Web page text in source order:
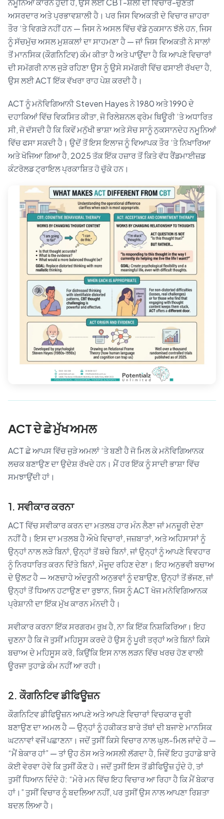
ਨਮੂਨਿਆਂ ਕਾਰਨ ਹੁੰਦੀ ਹੈ, ਉਸ ਲਈ CBT-ਸ਼ੈਲੀ ਦੀ ਵਿਚਾਰ-ਚੁਣੌਤੀ
ਅਸਰਦਾਰ ਅਤੇ ਪ੍ਰਭਾਵਸ਼ਾਲੀ ਹੈ। ਪਰ ਜਿਸ ਵਿਅਕਤੀ ਦੇ ਵਿਚਾਰ ਜ਼ਾਹਰਾ
ਤੌਰ ‘ਤੇ ਵਿਗੜੇ ਨਹੀਂ ਹਨ — ਜਿਸ ਨੇ ਅਸਲ ਵਿੱਚ ਵੱਡੇ ਨੁਕਸਾਨ ਝੱਲੇ ਹਨ, ਜਿਸ
ਨੂੰ ਸੱਚਮੁੱਚ ਅਸਲ ਮੁਸ਼ਕਲਾਂ ਦਾ ਸਾਹਮਣਾ ਹੈ — ਜਾਂ ਜਿਸ ਵਿਅਕਤੀ ਨੇ ਸਾਲਾਂ
ਤੋਂ ਮਾਨਸਿਕ (ਕੌਗਨਿਟਿਵ) ਕੰਮ ਕੀਤਾ ਹੈ ਅਤੇ ਪਾਉਂਦਾ ਹੈ ਕਿ ਆਪਣੇ ਵਿਚਾਰਾਂ
ਦੀ ਸਮੱਗਰੀ ਨਾਲ ਜੁੜੇ ਰਹਿਣਾ ਉਸ ਨੂੰ ਉਸੇ ਸਮੱਗਰੀ ਵਿੱਚ ਫਸਾਈ ਰੱਖਦਾ ਹੈ,
ਉਸ ਲਈ ACT ਇੱਕ ਵੱਖਰਾ ਰਾਹ ਪੇਸ਼ ਕਰਦੀ ਹੈ।
ACT ਨੂੰ ਮਨੋਵਿਗਿਆਨੀ Steven Hayes ਨੇ 1980 ਅਤੇ 1990 ਦੇ
ਦਹਾਕਿਆਂ ਵਿੱਚ ਵਿਕਸਿਤ ਕੀਤਾ, ਜੋ ਰਿਲੇਸ਼ਨਲ ਫ੍ਰੇਮ ਥਿਊਰੀ ‘ਤੇ ਅਧਾਰਿਤ
ਸੀ, ਜੋ ਦੱਸਦੀ ਹੈ ਕਿ ਕਿਵੇਂ ਮਨੁੱਖੀ ਭਾਸ਼ਾ ਅਤੇ ਸੋਚ ਸਾਨੂੰ ਨੁਕਸਾਨਦੇਹ ਨਮੂਨਿਆਂ
ਵਿੱਚ ਫਸਾ ਸਕਦੀ ਹੈ। ਉਦੋਂ ਤੋਂ ਇਸ ਇਲਾਜ ਨੂੰ ਵਿਆਪਕ ਤੌਰ ‘ਤੇ ਨਿਖਾਰਿਆ
ਅਤੇ ਖੋਜਿਆ ਗਿਆ ਹੈ, 2025 ਤੱਕ ਇੱਕ ਹਜ਼ਾਰ ਤੋਂ ਕਿਤੇ ਵੱਧ ਰੈਂਡਮਾਈਜ਼ਡ
ਕੰਟਰੋਲਡ ਟ੍ਰਾਇਲ ਪ੍ਰਕਾਸ਼ਿਤ ਹੋ ਚੁੱਕੇ ਹਨ।
ACT ਦੇ ਛੇ ਮੁੱਖ ਅਮਲ
ACT ਛੇ ਆਪਸ ਵਿੱਚ ਜੁੜੇ ਅਮਲਾਂ ‘ਤੇ ਬਣੀ ਹੈ ਜੋ ਮਿਲ ਕੇ ਮਨੋਵਿਗਿਆਨਕ
ਲਚਕ ਬਣਾਉਣ ਦਾ ਉਦੇਸ਼ ਰੱਖਦੇ ਹਨ। ਮੈਂ ਹਰ ਇੱਕ ਨੂੰ ਸਾਦੀ ਭਾਸ਼ਾ ਵਿੱਚ
ਸਮਝਾਉਂਦੀ ਹਾਂ।
1. ਸਵੀਕਾਰ ਕਰਨਾ
ACT ਵਿੱਚ ਸਵੀਕਾਰ ਕਰਨ ਦਾ ਮਤਲਬ ਹਾਰ ਮੰਨ ਲੈਣਾ ਜਾਂ ਮਨਜ਼ੂਰੀ ਦੇਣਾ
ਨਹੀਂ ਹੈ। ਇਸ ਦਾ ਮਤਲਬ ਹੈ ਔਖੇ ਵਿਚਾਰਾਂ, ਜਜ਼ਬਾਤਾਂ, ਅਤੇ ਅਹਿਸਾਸਾਂ ਨੂੰ
ਉਨ੍ਹਾਂ ਨਾਲ ਲੜੇ ਬਿਨਾਂ, ਉਨ੍ਹਾਂ ਤੋਂ ਬਚੇ ਬਿਨਾਂ, ਜਾਂ ਉਨ੍ਹਾਂ ਨੂੰ ਆਪਣੇ ਵਿਵਹਾਰ
ਨੂੰ ਨਿਰਧਾਰਿਤ ਕਰਨ ਦਿੱਤੇ ਬਿਨਾਂ, ਮੌਜੂਦ ਰਹਿਣ ਦੇਣਾ। ਇਹ ਅਨੁਭਵੀ ਬਚਾਅ
ਦੇ ਉਲਟ ਹੈ — ਅਣਚਾਹੇ ਅੰਦਰੂਨੀ ਅਨੁਭਵਾਂ ਨੂੰ ਦਬਾਉਣ, ਉਨ੍ਹਾਂ ਤੋਂ ਭੱਜਣ, ਜਾਂ
ਉਨ੍ਹਾਂ ਤੋਂ ਧਿਆਨ ਹਟਾਉਣ ਦਾ ਰੁਝਾਨ, ਜਿਸ ਨੂੰ ACT ਖੋਜ ਮਨੋਵਿਗਿਆਨਕ
ਪ੍ਰੇਸ਼ਾਨੀ ਦਾ ਇੱਕ ਮੁੱਖ ਕਾਰਨ ਮੰਨਦੀ ਹੈ।
ਸਵੀਕਾਰ ਕਰਨਾ ਇੱਕ ਸਰਗਰਮ ਰੁਖ਼ ਹੈ, ਨਾ ਕਿ ਇੱਕ ਨਿਸ਼ਕਿਰਿਆ। ਇਹ
ਚੁਣਨਾ ਹੈ ਕਿ ਜੋ ਤੁਸੀਂ ਮਹਿਸੂਸ ਕਰਦੇ ਹੋ ਉਸ ਨੂੰ ਪੂਰੀ ਤਰ੍ਹਾਂ ਅਤੇ ਬਿਨਾਂ ਕਿਸੇ
ਬਚਾਅ ਦੇ ਮਹਿਸੂਸ ਕਰੋ, ਕਿਉਂਕਿ ਇਸ ਨਾਲ ਲੜਨ ਵਿੱਚ ਖਰਚ ਹੋਣ ਵਾਲੀ
ਊਰਜਾ ਤੁਹਾਡੇ ਕੰਮ ਨਹੀਂ ਆ ਰਹੀ।
2. ਕੌਗਨਿਟਿਵ ਡੀਫਿਊਜ਼ਨ
ਕੌਗਨਿਟਿਵ ਡੀਫਿਊਜ਼ਨ ਆਪਣੇ ਅਤੇ ਆਪਣੇ ਵਿਚਾਰਾਂ ਵਿਚਕਾਰ ਦੂਰੀ
ਬਣਾਉਣ ਦਾ ਅਮਲ ਹੈ — ਉਨ੍ਹਾਂ ਨੂੰ ਹਕੀਕਤ ਬਾਰੇ ਤੱਥਾਂ ਦੀ ਬਜਾਏ ਮਾਨਸਿਕ
ਘਟਨਾਵਾਂ ਵਜੋਂ ਪਛਾਣਨਾ। ਜਦੋਂ ਤੁਸੀਂ ਕਿਸੇ ਵਿਚਾਰ ਨਾਲ ਘੁਲ-ਮਿਲ ਜਾਂਦੇ ਹੋ —
“ਮੈਂ ਬੇਕਾਰ ਹਾਂ” — ਤਾਂ ਉਹ ਠੋਸ ਅਤੇ ਅਸਲੀ ਲੱਗਦਾ ਹੈ, ਜਿਵੇਂ ਇਹ ਤੁਹਾਡੇ ਬਾਰੇ
ਕੋਈ ਵੇਰਵਾ ਹੋਵੇ ਕਿ ਤੁਸੀਂ ਕੌਣ ਹੋ। ਜਦੋਂ ਤੁਸੀਂ ਇਸ ਤੋਂ ਡੀਫਿਊਜ਼ ਹੁੰਦੇ ਹੋ, ਤਾਂ
ਤੁਸੀਂ ਧਿਆਨ ਦਿੰਦੇ ਹੋ: “ਮੇਰੇ ਮਨ ਵਿੱਚ ਇਹ ਵਿਚਾਰ ਆ ਰਿਹਾ ਹੈ ਕਿ ਮੈਂ ਬੇਕਾਰ
ਹਾਂ।” ਤੁਸੀਂ ਵਿਚਾਰ ਨੂੰ ਬਦਲਿਆ ਨਹੀਂ, ਪਰ ਤੁਸੀਂ ਉਸ ਨਾਲ ਆਪਣਾ ਰਿਸ਼ਤਾ
ਬਦਲ ਲਿਆ ਹੈ।